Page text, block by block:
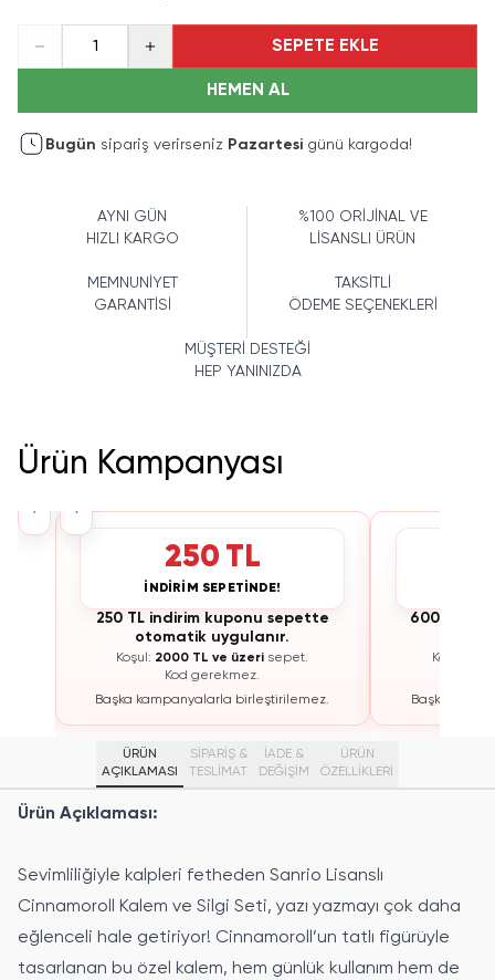
1 SEPETE EKLE
HEMEN AL
Bugün sipariş verirseniz Pazartesi günü kargoda!
AYNI GÜN
HIZLI KARGO
%100 ORİJİNAL VE
LİSANSLI ÜRÜN
MEMNUNİYET
GARANTİSİ
TAKSİTLİ
ÖDEME SEÇENEKLERİ
MÜŞTERİ DESTEĞİ
HEP YANINIZDA
Ürün Kampanyası
‹
›
250 TL
İNDİRİM SEPETİNDE!
250 TL indirim kuponu sepette
otomatik uygulanır.
Koşul: 2000 TL ve üzeri sepet.
Kod gerekmez.
Başka kampanyalarla birleştirilemez.
600 TL
Koşul:
Başka
ÜRÜN
AÇIKLAMASI
SİPARİŞ &
TESLİMAT
İADE &
DEĞİŞİM
ÜRÜN
ÖZELLIKLERI
Ürün Açıklaması:
Sevimliliğiyle kalpleri fetheden Sanrio Lisanslı
Cinnamoroll Kalem ve Silgi Seti, yazı yazmayı çok daha
eğlenceli hale getiriyor! Cinnamoroll’un tatlı figürüyle
tasarlanan bu özel kalem, hem günlük kullanım hem de